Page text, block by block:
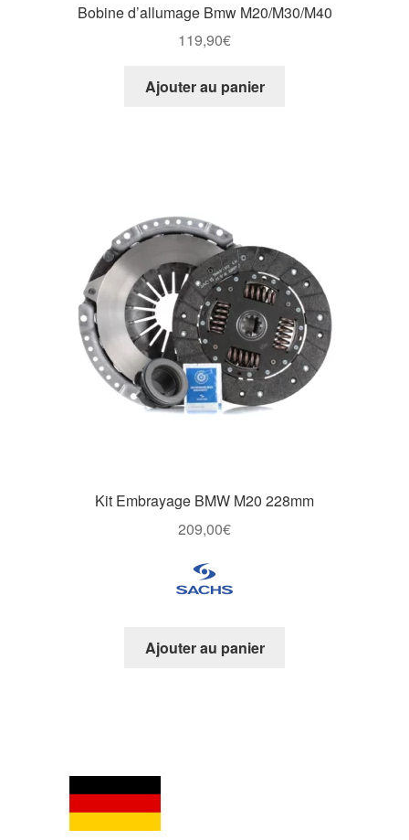
Bobine d’allumage Bmw M20/M30/M40
119,90€
Ajouter au panier
Kit Embrayage BMW M20 228mm
209,00€
Ajouter au panier